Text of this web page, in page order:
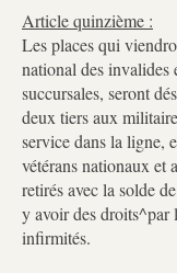
Article quinzième :
Les places qui
national des invalides
succursales, seront
deux tiers aux
service dans la ligne,
vétérans nationaux et
retirés avec la solde
y avoir des droits^par
infirmités.